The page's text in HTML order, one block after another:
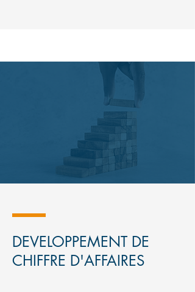
DEVELOPPEMENT DE
CHIFFRE D'AFFAIRES